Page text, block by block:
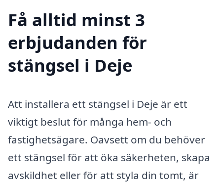
Få alltid minst 3
erbjudanden för
stängsel i Deje
Att installera ett stängsel i Deje är ett
viktigt beslut för många hem- och
fastighetsägare. Oavsett om du behöver
ett stängsel för att öka säkerheten, skapa
avskildhet eller för att styla din tomt, är